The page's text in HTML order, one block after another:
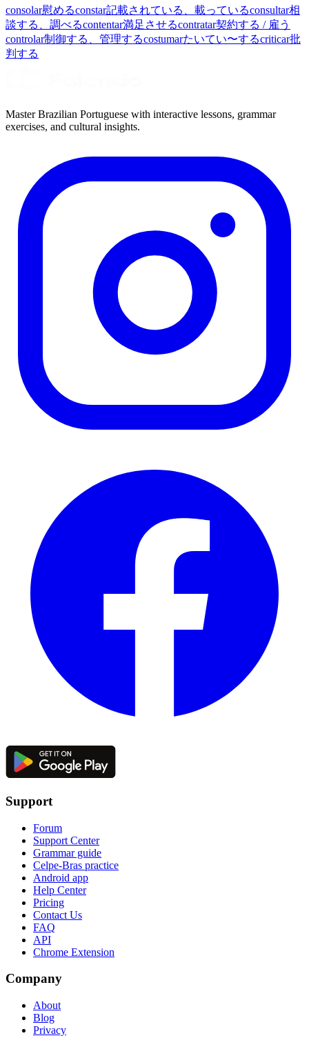
consolar慰めるconstar記載されている、載っているconsultar相
談する、調べるcontentar満足させるcontratar契約する / 雇う
controlar制御する、管理するcostumarたいてい〜するcriticar批
判する
Master Brazilian Portuguese with interactive lessons, grammar
exercises, and cultural insights.
Support
Forum
Support Center
Grammar guide
Celpe-Bras practice
Android app
Help Center
Pricing
Contact Us
FAQ
API
Chrome Extension
Company
About
Blog
Privacy